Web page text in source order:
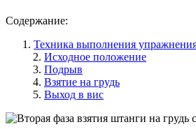
Содержание:
Техника выполнения
Исходное положение
Подрыв
Взятие на грудь
Выход в вис